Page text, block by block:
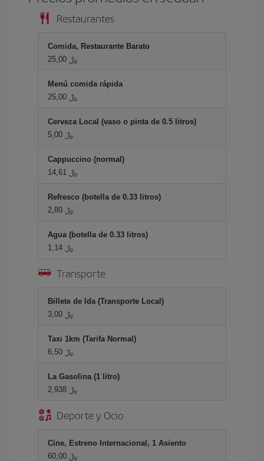
Restaurantes
Comida, Restaurante Barato
25,00 ﷼
Menú comida rápida
25,00 ﷼
Cerveza Local (vaso o pinta de 0.5 litros)
5,00 ﷼
Cappuccino (normal)
14,61 ﷼
Refresco (botella de 0.33 litros)
2,80 ﷼
Agua (botella de 0.33 litros)
1,14 ﷼
Transporte
Billete de Ida (Transporte Local)
3,00 ﷼
Taxi 1km (Tarifa Normal)
6,50 ﷼
La Gasolina (1 litro)
2,938 ﷼
Deporte y Ocio
Cine, Estreno Internacional, 1 Asiento
60,00 ﷼